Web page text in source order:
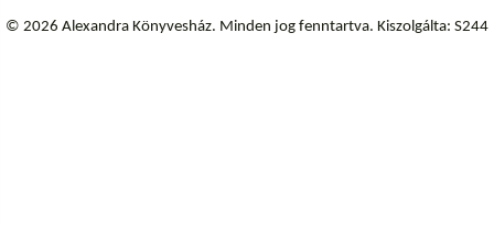
© 2026 Alexandra Könyvesház. Minden jog fenntartva. Kiszolgálta: S244